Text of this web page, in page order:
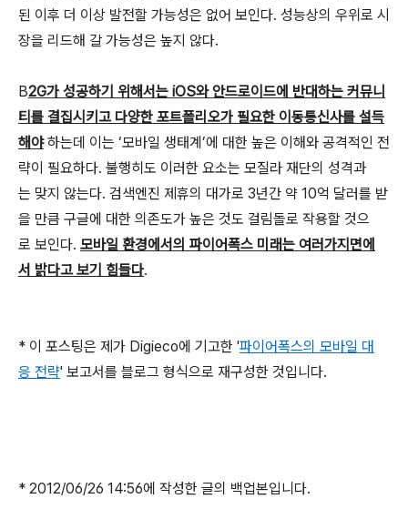
된 이후 더 이상 발전할 가능성은 없어 보인다. 성능상의 우위로 시
장을 리드해 갈 가능성은 높지 않다.
B2G가 성공하기 위해서는 iOS와 안드로이드에 반대하는 커뮤니
티를 결집시키고 다양한 포트폴리오가 필요한 이동통신사를 설득
해야하는데 이는 ‘모바일 생태계’에 대한 높은 이해와 공격적인 전
략이 필요하다. 불행히도 이러한 요소는 모질라 재단의 성격과
는 맞지 않는다. 검색엔진 제휴의 대가로 3년간 약 10억 달러를 받
을 만큼 구글에 대한 의존도가 높은 것도 걸림돌로 작용할 것으
로 보인다. 모바일 환경에서의 파이어폭스 미래는 여러가지면에
서 밝다고 보기 힘들다.
* 이 포스팅은 제가 Digieco에 기고한 '파이어폭스의 모바일 대
응 전략' 보고서를 블로그 형식으로 재구성한 것입니다.
* 2012/06/26 14:56에 작성한 글의 백업본입니다.